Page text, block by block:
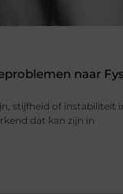
naar
stijfheid of instabiliteit
dat kan zijn in